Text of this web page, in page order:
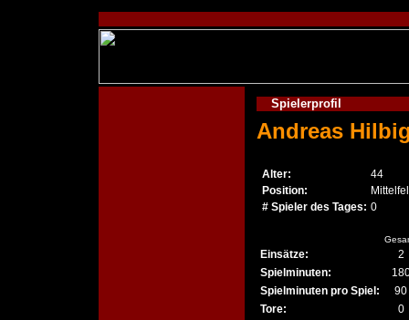
Spielerprofil
Andreas
Alter:
44
Position:
# Spieler des Tages: 0
Einsätze:
2
Spielminuten:
Spielminuten pro Spiel:
90
Tore:
0